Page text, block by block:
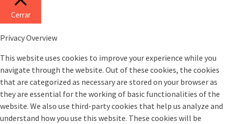
Cerrar
Privacy Overview
This website uses cookies to improve your experience while you
navigate through the website. Out of these cookies, the cookies
that are categorized as necessary are stored on your browser as
they are essential for the working of basic functionalities of the
website. We also use third-party cookies that help us analyze and
understand how you use this website. These cookies will be